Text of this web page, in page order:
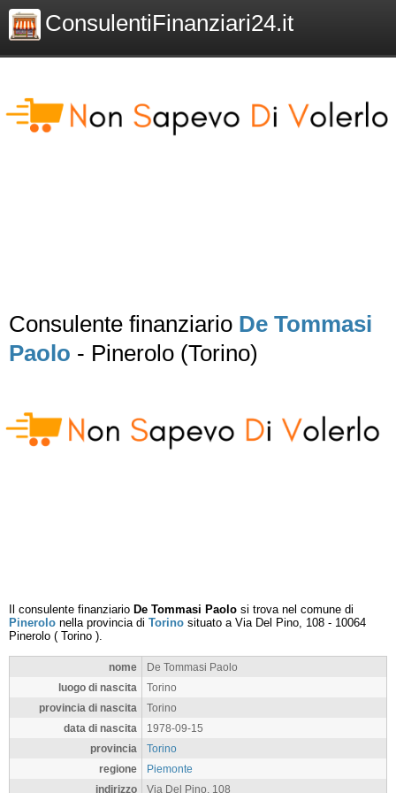
ConsulentiFinanziari24.it
Consulente finanziario De Tommasi
Paolo - Pinerolo (Torino)
Il consulente finanziario De Tommasi Paolo si trova nel comune di
Pinerolo nella provincia di Torino situato a Via Del Pino, 108 - 10064
Pinerolo ( Torino ).
nome
De Tommasi Paolo
luogo di nascita
Torino
provincia di nascita
Torino
data di nascita
1978-09-15
provincia
Torino
regione
Piemonte
indirizzo
Via Del Pino, 108